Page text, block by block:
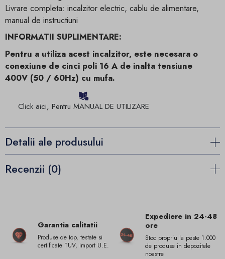
Livrare completa: incalzitor electric, cablu de alimentare,
manual de instructiuni
INFORMATII SUPLIMENTARE:
Pentru a utiliza acest incalzitor, este necesara o
conexiune de cinci poli 16 A de inalta tensiune
400V (50 / 60Hz) cu mufa.
Click aici, Pentru MANUAL DE UTILIZARE
Detalii ale produsului
Recenzii (0)
Garantia calitatii
Produse de top, testate si
certificate TUV, import U.E.
Expediere in 24-48
ore
Stoc propriu la peste 1.000
de produse in depozitele
noastre